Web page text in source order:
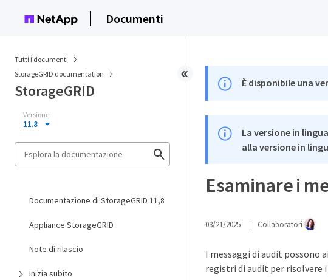
Documenti
Tutti i documenti
StorageGRID documentation
StorageGRID
Versione
11.8
Documentazione di StorageGRID 11,8
Appliance StorageGRID
Note di rilascio
Inizia subito
È disponibile una
La versione in
alla versione in
Esaminare i
03/21/2025 Collaboratori
I messaggi di audit possono
registri di audit per risolvere